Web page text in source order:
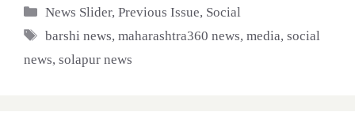
Categories
News Slider,Previous Issue, Social
Tags
barshi news,maharashtra360 news,media,social
news, solapur news